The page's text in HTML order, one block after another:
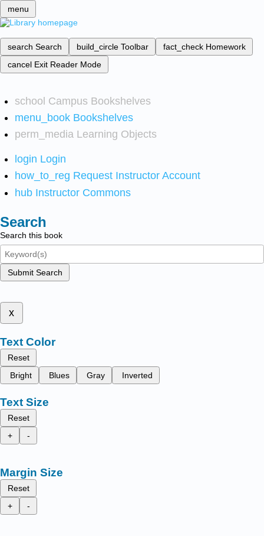
menu
search Search build_circle Toolbar fact_check Homework
cancel Exit Reader Mode
school Campus Bookshelves
menu_book Bookshelves
perm_media Learning Objects
login Login
how_to_reg Request Instructor Account
hub Instructor Commons
Search
Search this book
Submit Search
x
Text Color
Reset
Bright
Blues Gray Inverted
Text Size
Reset
+
-
Margin Size
Reset
+
-